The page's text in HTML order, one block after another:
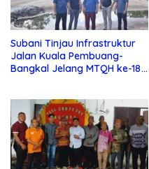
Subani Tinjau Infrastruktur
Jalan Kuala Pembuang-
Bangkal Jelang MTQH ke-18